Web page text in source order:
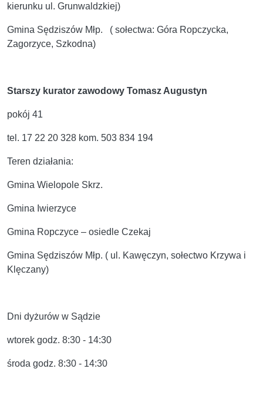
kierunku ul. Grunwaldzkiej)
Gmina Sędziszów Młp. ( sołectwa: Góra Ropczycka,
Zagorzyce, Szkodna)
Starszy kurator zawodowy Tomasz Augustyn
pokój 41
tel. 17 22 20 328 kom. 503 834 194
Teren działania:
Gmina Wielopole Skrz.
Gmina Iwierzyce
Gmina Ropczyce – osiedle Czekaj
Gmina Sędziszów Młp. ( ul. Kawęczyn, sołectwo Krzywa i
Klęczany)
Dni dyżurów w Sądzie
wtorek godz. 8:30 - 14:30
środa godz. 8:30 - 14:30